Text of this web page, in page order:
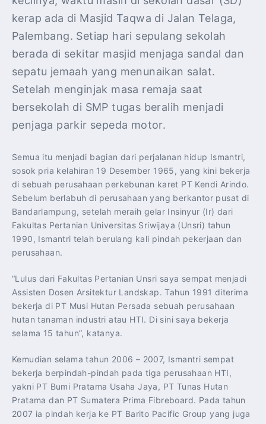
kerap ada di Masjid Taqwa di Jalan Telaga,
Palembang. Setiap hari sepulang sekolah
berada di sekitar masjid menjaga sandal dan
sepatu jemaah yang menunaikan salat.
Setelah menginjak masa remaja saat
bersekolah di SMP tugas beralih menjadi
penjaga parkir sepeda motor.
Semua itu menjadi bagian dari perjalanan hidup Ismantri,
sosok pria kelahiran 19 Desember 1965, yang kini bekerja
di sebuah perusahaan perkebunan karet PT Kendi Arindo.
Sebelum berlabuh di perusahaan yang berkantor pusat di
Bandarlampung, setelah meraih gelar Insinyur (Ir) dari
Fakultas Pertanian Universitas Sriwijaya (Unsri) tahun
1990, Ismantri telah berulang kali pindah pekerjaan dan
perusahaan.
“Lulus dari Fakultas Pertanian Unsri saya sempat menjadi
Assisten Dosen Arsitektur Landskap. Tahun 1991 diterima
bekerja di PT Musi Hutan Persada sebuah perusahaan
hutan tanaman industri atau HTI. Di sini saya bekerja
selama 15 tahun”, katanya.
Kemudian selama tahun 2006 – 2007, Ismantri sempat
bekerja berpindah-pindah pada tiga perusahaan HTI,
yakni PT Bumi Pratama Usaha Jaya, PT Tunas Hutan
Pratama dan PT Sumatera Prima Fibreboard. Pada tahun
2007 ia pindah kerja ke PT Barito Pacific Group yang juga